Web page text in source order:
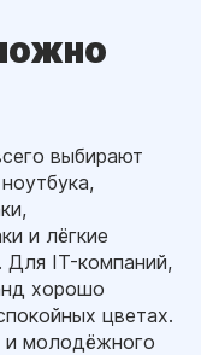
выбирают
и лёгкие
Для IT-компаний,
хорошо
цветах.
и молодёжного